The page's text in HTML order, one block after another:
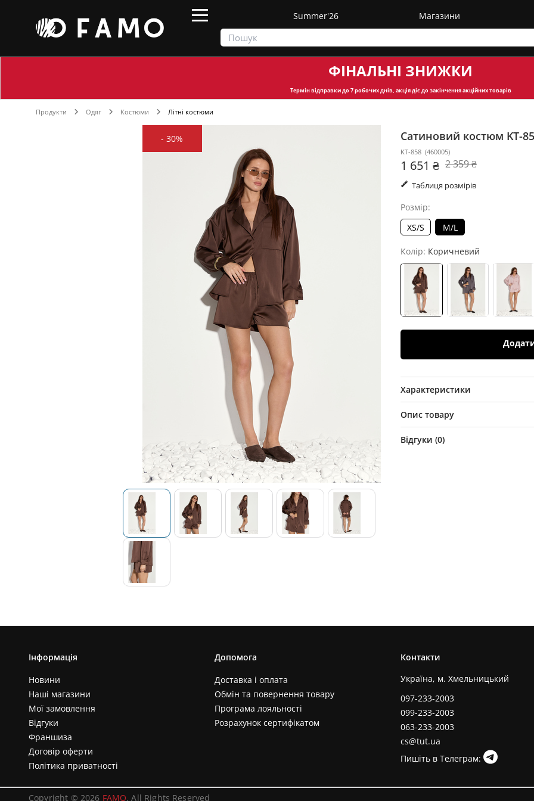
Summer'26 Магазини
ФІНАЛЬНІ ЗНИЖКИ
Термін відправкидо 7 робочих днів, акція діє до закінчення акційних товарів
Продукти Одяг Костюми Літні костюми
-30% Сатиновий костюм KT-
KT-858 (460005)
1 651 ₴ 2 359 ₴
Таблиця розмірів
Розмір:
XS/S
M/L
Колір: Коричневий
Характеристики
Опис товару
Відгуки (0)
Інформація
Новини
Наші магазини
Мої замовлення
Відгуки
Франшиза
Договір оферти
Політика приватності
Допомога
Доставка і оплата
Обмін та повернення товару
Програма лояльності
Розрахунок сертифікатом
Контакти
Україна, м. Хмельницький
097-233-2003
099-233-2003
063-233-2003
cs@tut.ua
Пишіть в Телеграм:
Copyright © 2026 FAMO. All Rights Reserved